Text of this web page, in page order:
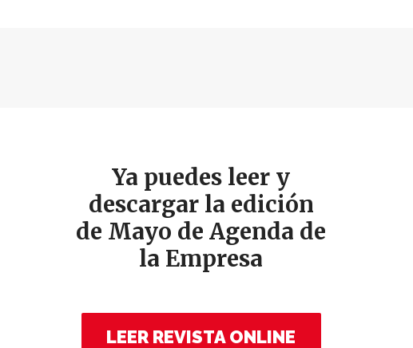
Ya puedes leer y
descargar la edición
de Mayo de Agenda de
la Empresa
LEER REVISTA ONLINE